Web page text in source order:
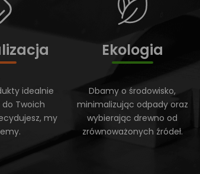
idealnie
Twoich
my
Ekologia
Dbamy o środowisko,
minimalizując odpady oraz
wybierając drewno od
zrównoważonych źródeł.